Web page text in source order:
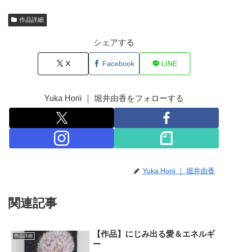
作品詳細
シェアする
X Facebook LINE
Yuka Horii ｜ 堀井由香をフォローする
Yuka Horii ｜ 堀井由香
関連記事
作品詳細
【作品】にじみ出る愛＆エネルギ
ー